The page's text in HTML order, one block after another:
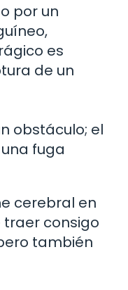
por un
es
de un
obstáculo; el
fuga
cerebral en
traer consigo
también